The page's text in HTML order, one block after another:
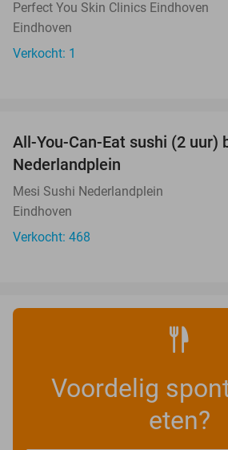
TODAY
Perfect You Skin Clinics Eindhoven
Eindhoven
Verkocht: 1
All-You-Can-Eat sushi (2 uur)
Nederlandplein
Mesi Sushi Nederlandplein
Eindhoven
Verkocht: 468
Voordelig
eten?